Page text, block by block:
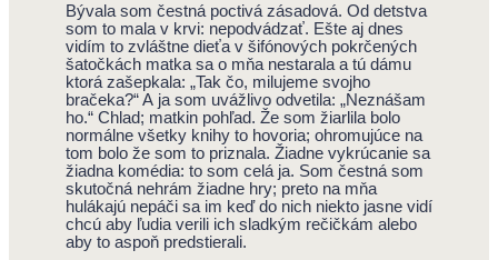
Bývala som čestná poctivá zásadová. Od detstva
som to mala v krvi: nepodvádzať. Ešte aj dnes
vidím to zvláštne dieťa v šifónových pokrčených
šatočkách matka sa o mňa nestarala a tú dámu
ktorá zašepkala: „Tak čo, milujeme svojho
bračeka?“ A ja som uvážlivo odvetila: „Neznášam
ho.“ Chlad; matkin pohľad. Že som žiarlila bolo
normálne všetky knihy to hovoria; ohromujúce na
tom bolo že som to priznala. Žiadne vykrúcanie sa
žiadna komédia: to som celá ja. Som čestná som
skutočná nehrám žiadne hry; preto na mňa
hulákajú nepáči sa im keď do nich niekto jasne vidí
chcú aby ľudia verili ich sladkým rečičkám alebo
aby to aspoň predstierali.